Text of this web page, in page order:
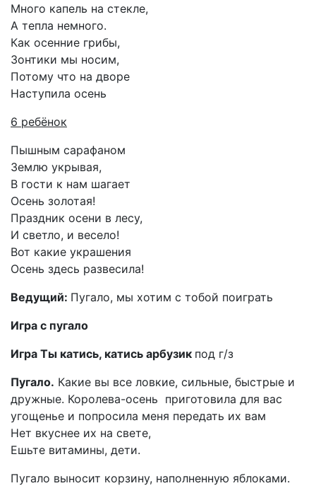
Много капель на стекле,
А тепла немного.
Как осенние грибы,
Зонтики мы носим,
Потому что на дворе
Наступила осень
6 ребёнок
Пышным сарафаном
Землю укрывая,
В гости к нам шагает
Осень золотая!
Праздник осени в лесу,
И светло, и весело!
Вот какие украшения
Осень здесь развесила!
Ведущий: Пугало, мы хотим с тобой поиграть
Игра с пугало
Игра Ты катись, катись арбузик под г/з
Пугало. Какие вы все ловкие, сильные, быстрые и
дружные. Королева-осень приготовила для вас
угощенье и попросила меня передать их вам
Нет вкуснее их на свете,
Ешьте витамины, дети.
Пугало выносит корзину, наполненную яблоками.